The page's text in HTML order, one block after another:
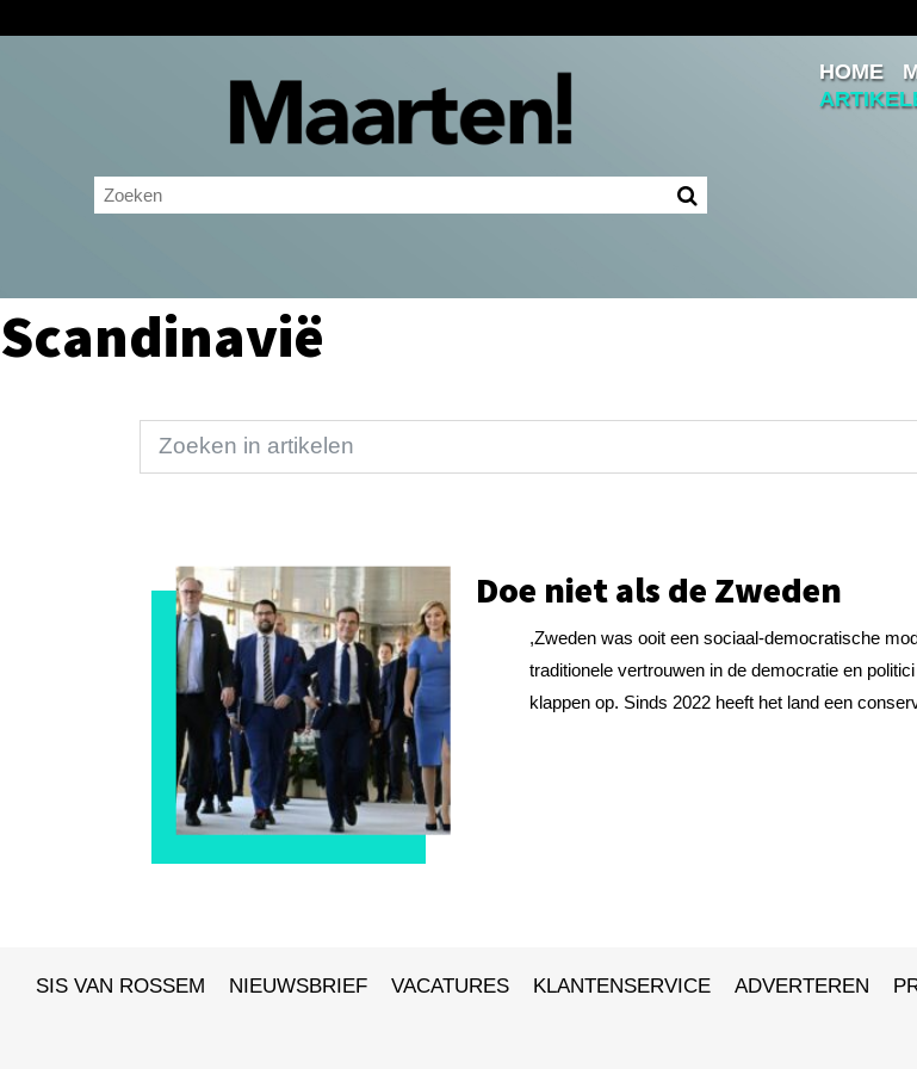
Inloggen
Ingelogd blijven
HOME
Scandinavië
Doe niet als de Zweden
,Zweden was ooit een sociaal-democratische
traditionele vertrouwen in de democratie en
klappen op. Sinds 2022 heeft het land een
SIS VAN ROSSEM NIEUWSBRIEF VACATURES KLANTENSERVICE ADVERTEREN